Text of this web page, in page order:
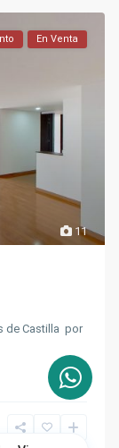
11
En Venta
de Castilla por